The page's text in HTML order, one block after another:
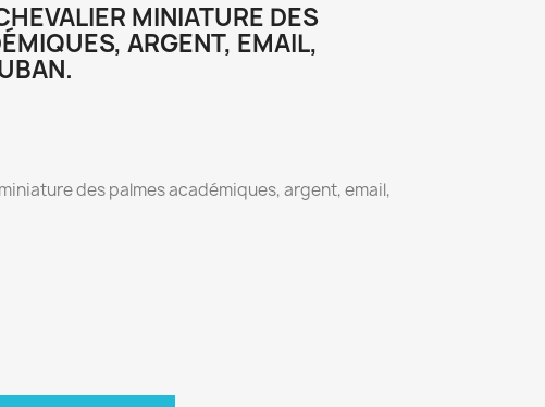
MINIATURE DES
ARGENT, EMAIL,
des palmes académiques, argent, email,